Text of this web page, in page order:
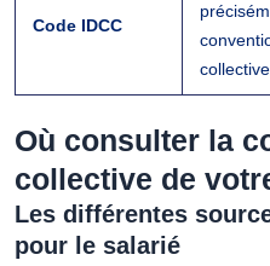
Code IDCC
collective
Où consulter la
collective de
Les différentes
pour le salarié